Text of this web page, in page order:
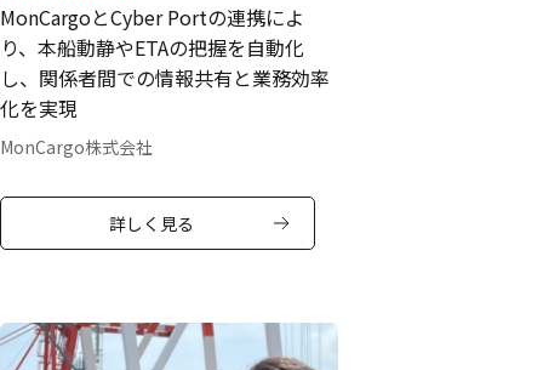
MonCargoとCyber Portの連携によ
り、本船動静やETAの把握を自動化
し、関係者間での情報共有と業務効率
化を実現
MonCargo株式会社
詳しく見る